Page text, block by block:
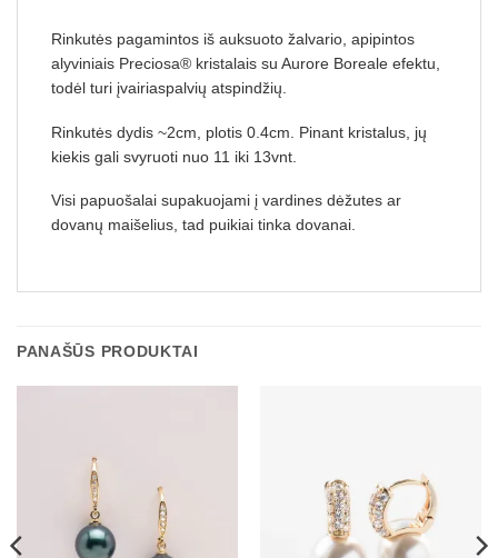
Rinkutės pagamintos iš auksuoto žalvario, apipintos
alyviniais Preciosa® kristalais su Aurore Boreale efektu,
todėl turi įvairiaspalvių atspindžių.
Rinkutės dydis ~2cm, plotis 0.4cm. Pinant kristalus, jų
kiekis gali svyruoti nuo 11 iki 13vnt.
Visi papuošalai supakuojami į vardines dėžutes ar
dovanų maišelius, tad puikiai tinka dovanai.
PANAŠŪS PRODUKTAI